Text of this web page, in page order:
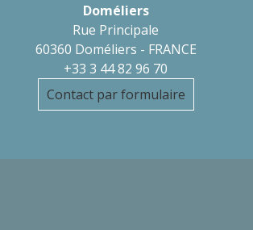
Doméliers
Rue Principale
60360 Doméliers - FRANCE
+33 3 44 82 96 70
Contact par formulaire